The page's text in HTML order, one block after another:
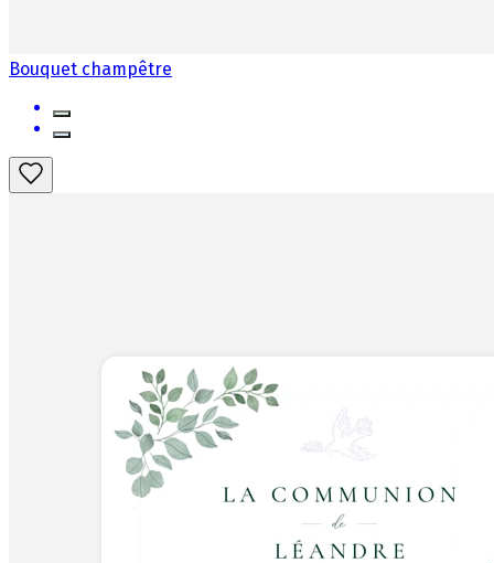
Bouquet champêtre